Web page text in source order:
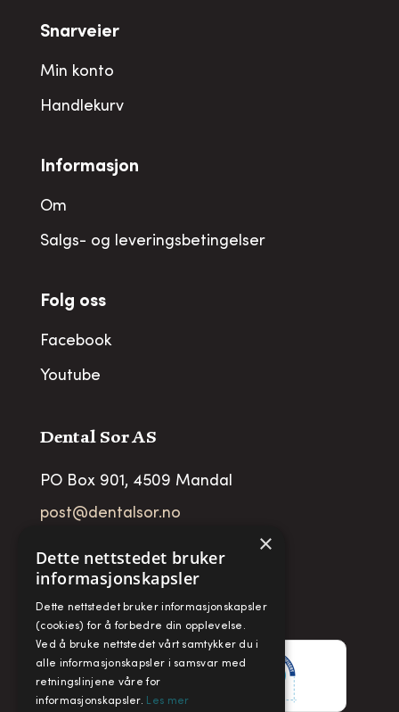
Snarveier
Min konto
Handlekurv
Informasjon
Om
Salgs- og leveringsbetingelser
Folg oss
Facebook
Youtube
Dental Sor AS
PO Box 901, 4509 Mandal
post@dentalsor.no
Telefon: +47 38 27 88 88
Fax: + 47 38 27 88 89
×
Dette nettstedet bruker
informasjonskapsler
Dette nettstedet bruker informasjonskapsler
(cookies) for å forbedre din opplevelse.
Ved å bruke nettstedet vårt samtykker du i
alle informasjonskapsler i samsvar med
retningslinjene våre for
informasjonskapsler. Les mer